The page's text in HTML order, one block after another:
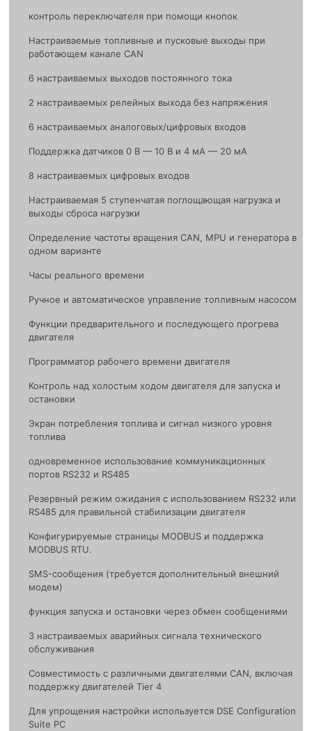
контроль переключателя при помощи кнопок
Настраиваемые топливные и пусковые выходы при
работающем канале CAN
6 настраиваемых выходов постоянного тока
2 настраиваемых релейных выхода без напряжения
6 настраиваемых аналоговых/цифровых входов
Поддержка датчиков 0 В — 10 В и 4 мА — 20 мА
8 настраиваемых цифровых входов
Настраиваемая 5 ступенчатая поглощающая нагрузка и
выходы сброса нагрузки
Определение частоты вращения CAN, MPU и генератора в
одном варианте
Часы реального времени
Ручное и автоматическое управление топливным насосом
Функции предварительного и последующего прогрева
двигателя
Программатор рабочего времени двигателя
Контроль над холостым ходом двигателя для запуска и
остановки
Экран потребления топлива и сигнал низкого уровня
топлива
одноврeменное использование коммуникационных
портов RS232 и RS485
Резервный режим ожидания с использованием RS232 или
RS485 для правильной стабилизации двигателя
Конфигурируемые страницы MODBUS и поддержка
MODBUS RTU.
SMS-сообщения (требуется дополнительный внешний
модем)
функция запуска и остановки через обмен сообщениями
3 настраиваемых аварийных сигнала технического
обслуживания
Совместимость с различными двигателями CAN, включая
поддержку двигателей Tier 4
Для упрощения настройки используется DSE Configuration
Suite PC